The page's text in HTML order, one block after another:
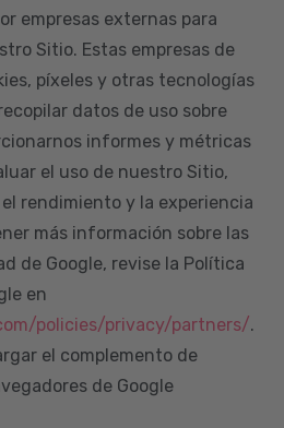
empresas externas para
Sitio. Estas empresas de
píxeles y otras tecnologías
datos de uso sobre
informes y métricas
el uso de nuestro Sitio,
rendimiento y la experiencia
más información sobre las
de Google, revise la Política
en
policies/privacy/partners/.
el complemento de
de Google